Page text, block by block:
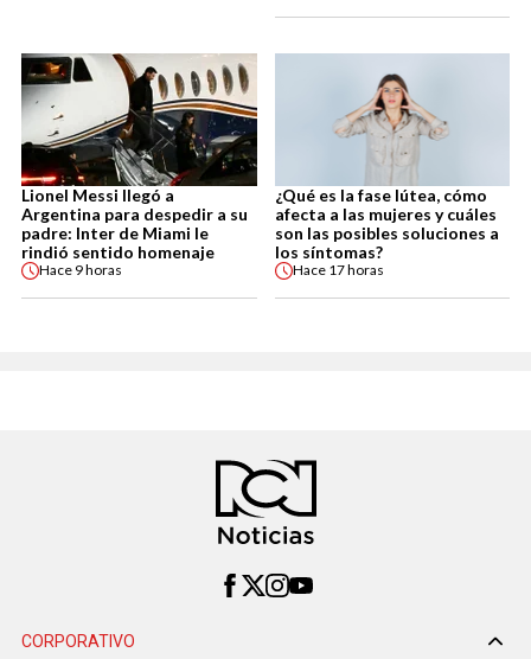
Lionel Messi llegó a
Argentina para despedir a su
padre: Inter de Miami le
rindió sentido homenaje
Hace 9 horas
¿Qué es la fase lútea, cómo
afecta a las mujeres y cuáles
son las posibles soluciones a
los síntomas?
Hace 17 horas
CORPORATIVO